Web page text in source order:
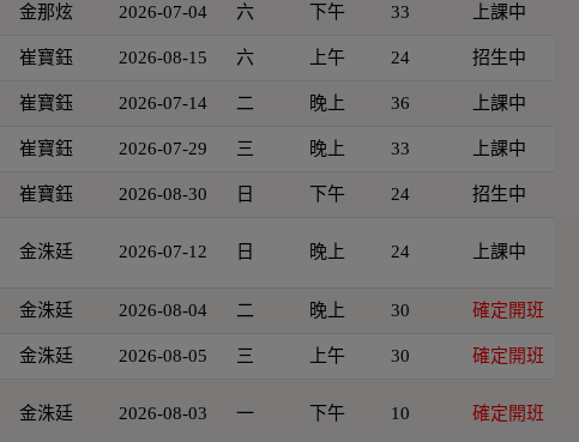
金那炫 2026-07-04 六 下午 33 上課中
崔寶鈺 2026-08-15 六 上午 24 招生中
崔寶鈺 2026-07-14 二 晚上 36 上課中
崔寶鈺 2026-07-29 三 晚上 33 上課中
崔寶鈺 2026-08-30 日 下午 24 招生中
金洙廷 2026-07-12 日 晚上 24 上課中
金洙廷 2026-08-04 二 晚上 30 確定開班
金洙廷 2026-08-05 三 上午 30 確定開班
金洙廷 2026-08-03 一 下午 10 確定開班